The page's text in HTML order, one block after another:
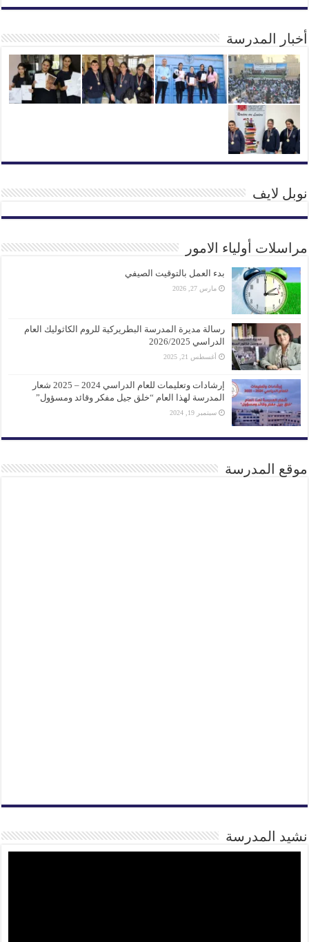
أخبار المدرسة
نوبل لايف
مراسلات أولياء الامور
بدء العمل بالتوقيت الصيفي
مارس 27, 2026
رسالة مديرة المدرسة البطريركية للروم الكاثوليك العام
الدراسي 2026/2025
أغسطس 21, 2025
إرشادات وتعليمات للعام الدراسي 2024 – 2025 شعار
المدرسة لهذا العام “خلق جيل مفكر وقائد ومسؤول”
سبتمبر 19, 2024
موقع المدرسة
نشيد المدرسة